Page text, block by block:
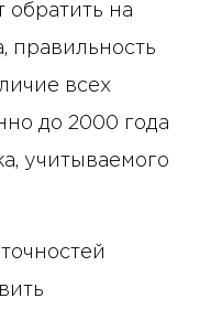
обратить на
правильность
всех
до 2000 года
учитываемого